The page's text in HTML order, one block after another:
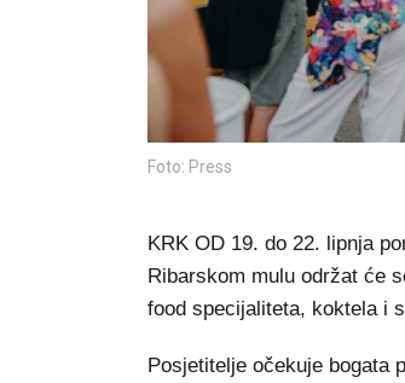
Foto: Press
KRK OD 19. do 22. lipnja
Ribarskom mulu održat će
food specijaliteta, koktela i
Posjetitelje očekuje bogata